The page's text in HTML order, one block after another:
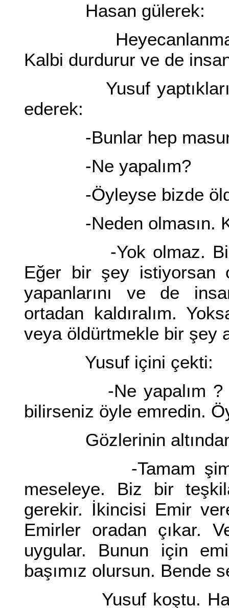
Hasan gülerek:
Heyecanlanma
Kalbi durdurur ve de
Yusuf
ederek:
-Bunlar hep masum
-Ne yapalım?
-Öyleyse bizde
-Neden olmasın.
-Yok olmaz. Bizim
Eğer bir şey istiyorsan
yapanlarını ve de
ortadan kaldıralım.
veya öldürtmekle bir şey
Yusuf içini çekti:
-Ne yapalım ?
bilirseniz öyle emredin.
Gözlerinin altından
-Tamam şimdi
meseleye. Biz bir
gerekir. İkincisi Emir
Emirler oradan çıkar.
uygular. Bunun için
başımız olursun. Bende
Yusuf koştu.